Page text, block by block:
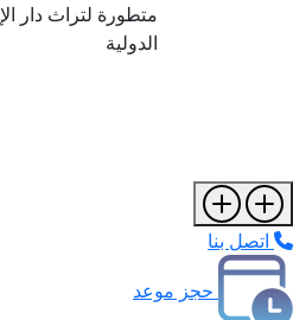
متطورة لتراث دار
الدولية
اتصل بنا
حجز موعد